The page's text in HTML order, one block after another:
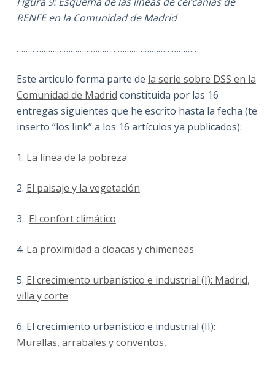
RENFE en la Comunidad de Madrid
………………………………………………………………………
Este articulo forma parte de la serie sobre DSS en la
Comunidad de Madrid constituida por las 16
entregas siguientes que he escrito hasta la fecha (te
inserto “los link” a los 16 artículos ya publicados):
1. La línea de la pobreza
2. El paisaje y la vegetación
3. El confort climático
4. La proximidad a cloacas y chimeneas
5. El crecimiento urbanístico e industrial (I): Madrid,
villa y corte
6. El crecimiento urbanístico e industrial (II):
Murallas, arrabales y conventos,